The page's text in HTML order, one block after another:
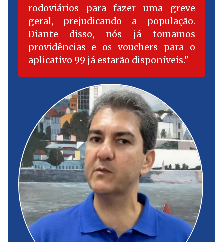
rodoviários para fazer uma greve
geral, prejudicando a população.
Diante disso, nós já tomamos
providências e os vouchers para o
aplicativo 99 já estarão disponíveis.